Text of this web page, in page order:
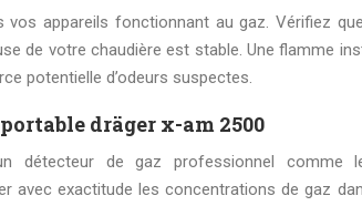
appareils fonctionnant au gaz. Vérifiez
de votre chaudière est stable. Une flamme
potentielle d’odeurs suspectes.
dräger x-am 2500
détecteur de gaz professionnel comme
avec exactitude les concentrations de gaz